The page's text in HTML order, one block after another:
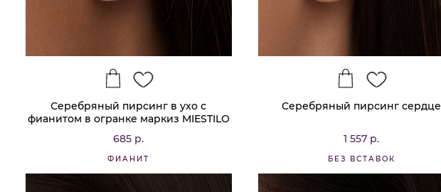
Серебряный пирсинг в ухо с
фианитом в огранке маркиз MIESTILO
685 р.
ФИАНИТ
Серебряный пирсинг сердце
1 557 р.
БЕЗ ВСТАВОК